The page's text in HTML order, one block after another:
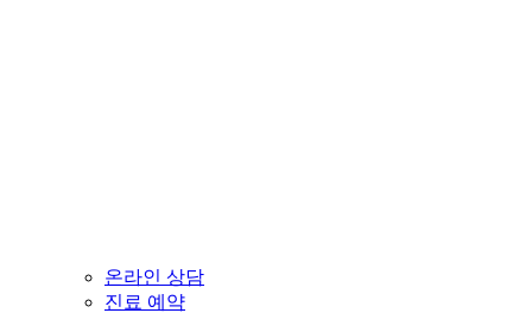
온라인 상담
진료 예약